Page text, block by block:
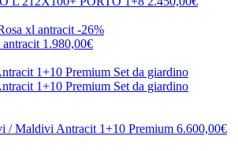
-26%
antracit 1.980,00€
/ Maldivi Antracit 1+10 Premium 6.600,00€